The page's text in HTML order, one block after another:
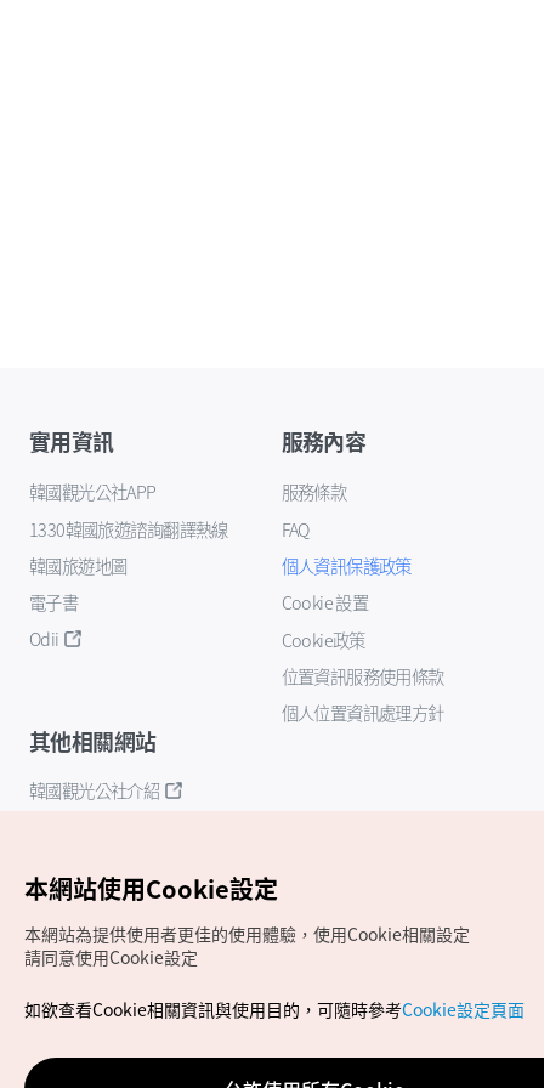
實用資訊
韓國觀光公社APP
1330韓國旅遊諮詢翻譯熱線
韓國旅遊地圖
電子書
Odii
服務內容
服務條款
FAQ
個人資訊保護政策
Cookie 設置
Cookie政策
位置資訊服務使用條款
個人位置資訊處理方針
其他相關網站
韓國觀光公社介紹
Copyrights (c) 韓國觀光公社版權所有
如有相關疑問或建議，歡迎來信至官方信箱
chinese_big5@knto.or.kr
本網站使用Cookie設定
本網站為提供使用者更佳的使用體驗，使用Cookie相關設定
請同意使用Cookie設定
如欲查看Cookie相關資訊與使用目的，可隨時參考Cookie設定頁面